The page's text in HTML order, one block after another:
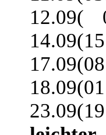
12.09(